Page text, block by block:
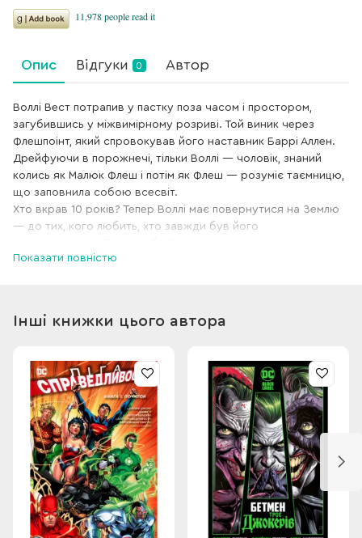
Опис Відгуки 0 Автор
Воллі Вест потрапив у пастку поза часом і простором,
загубившись у міжвимірному розриві. Той виник через
Флешпоінт, який спровокував його наставник Баррі Аллен.
Дрейфуючи в порожнечі, тільки Воллі — чоловік, знаний
колись як Малюк Флеш і потім як Флеш — розуміє таємницю,
що заповнила собою всесвіт.
Хто вкрав 10 років? Тепер Воллі має повернутися на Землю
— до тих, кого любить, хто завжди був його
— він вислизав усе далі й далі, ближче до порожнечі.
Показати повністю
Інші книжки цього автора